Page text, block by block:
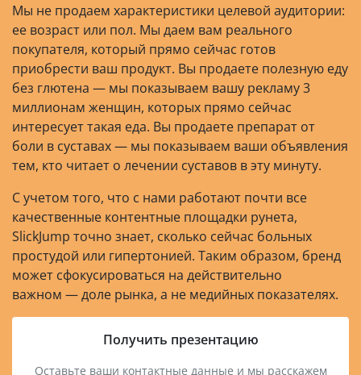
Мы не продаем характеристики целевой аудитории:
ее возраст или пол. Мы даем вам реального
покупателя, который прямо сейчас готов
приобрести ваш продукт. Вы продаете полезную еду
без глютена — мы показываем вашу рекламу 3
миллионам женщин, которых прямо сейчас
интересует такая еда. Вы продаете препарат от
боли в суставах — мы показываем ваши объявления
тем, кто читает о лечении суставов в эту минуту.
С учетом того, что с нами работают почти все
качественные контентные площадки рунета,
SlickJump точно знает, сколько сейчас больных
простудой или гипертонией. Таким образом, бренд
может сфокусироваться на действительно
важном — доле рынка, а не медийных показателях.
Получить презентацию
Оставьте ваши контактные данные и мы расскажем